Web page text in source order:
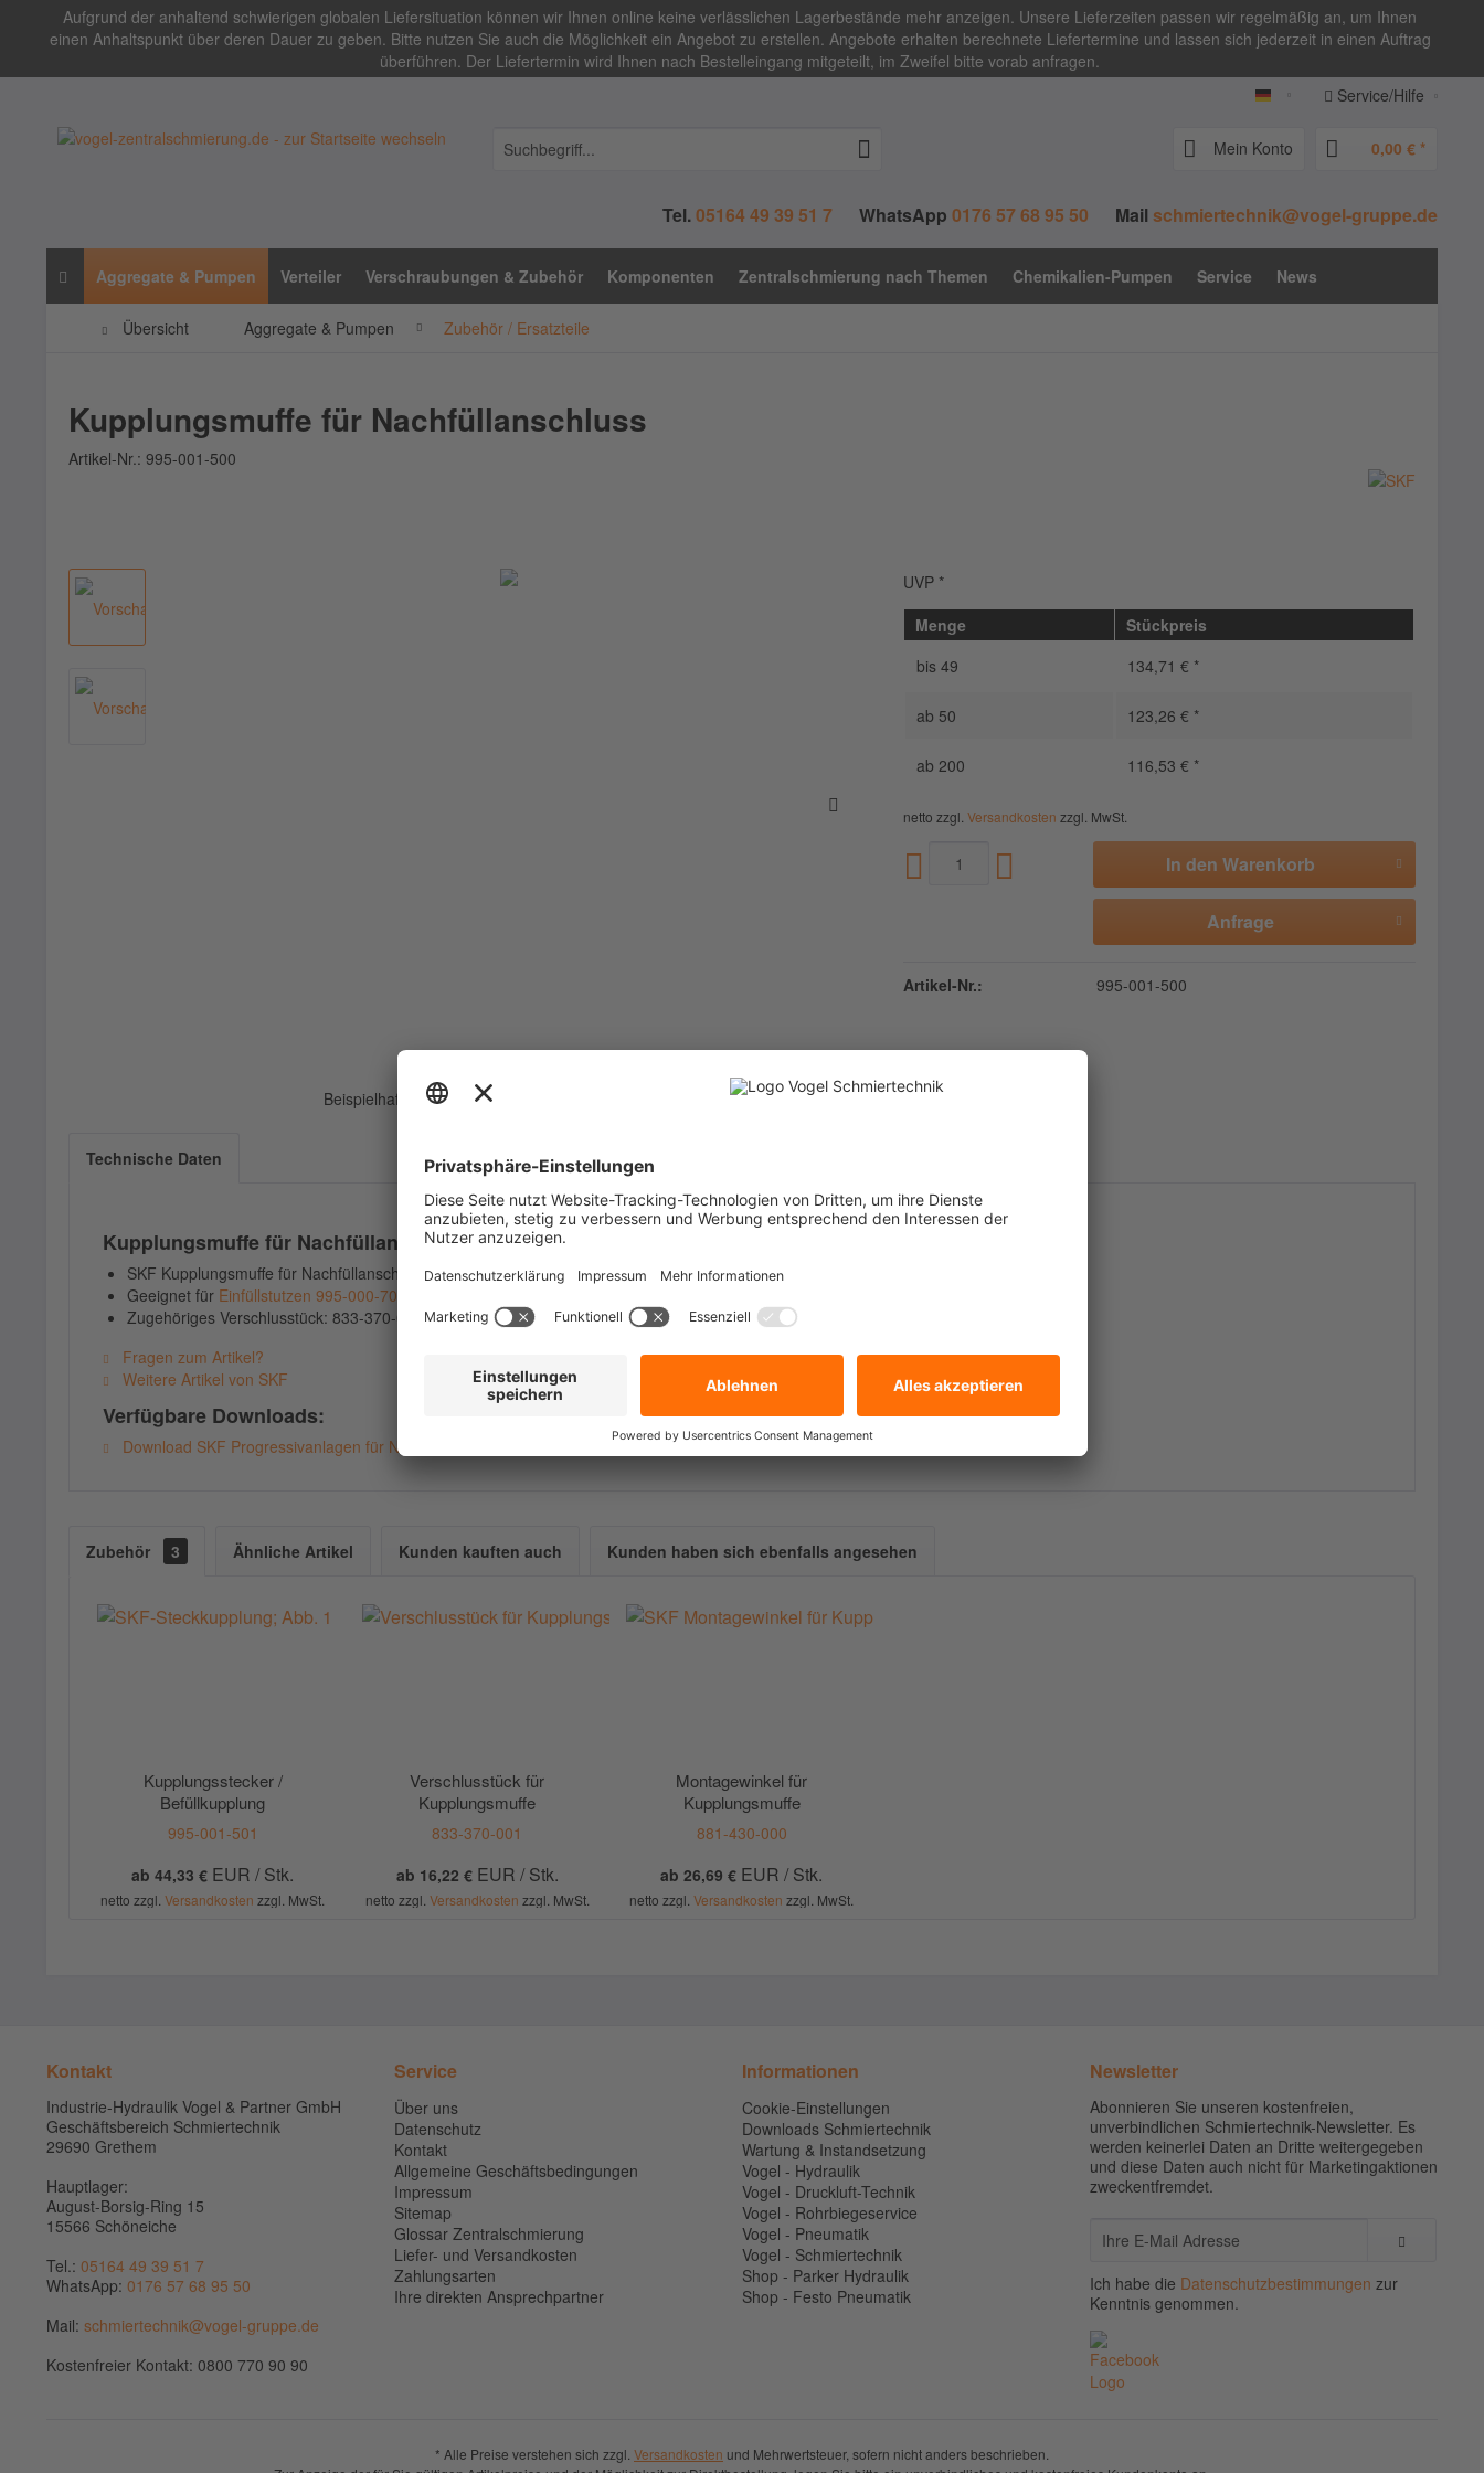
Aufgrund der anhaltend schwierigen globalen Liefersituation können wir Ihnen online keine verlässlichen Lagerbestände mehr anzeigen. Unsere Lieferzeiten passen wir regelmäßig an, um Ihnen
einen Anhaltspunkt über deren Dauer zu geben. Bitte nutzen Sie auch die Möglichkeit ein Angebot zu erstellen. Angebote erhalten berechnete Liefertermine und lassen sich jederzeit in einen Auftrag
überführen. Der Liefertermin wird Ihnen nach Bestelleingang mitgeteilt, im Zweifel bitte vorab anfragen.
vogel-zentralschmierung.de
Service/Hilfe
Tel.05164 49 39 51 7 WhatsApp 0176 57 68 95 50 Mail schmiertechnik@vogel-gruppe.de
Mein Konto 0,00 € *
Aggregate & Pumpen Verteiler Verschraubungen & Zubehör Komponenten Zentralschmierung nach Themen Chemikalien-Pumpen Service News
Übersicht Aggregate & Pumpen Zubehör / Ersatzteile
Kupplungsmuffe für Nachfüllanschluss
Artikel-Nr.: 995-001-500
Beispielhafte Darstellung, Produkt kann abweichen.
UVP *
Menge
Stückpreis
bis49 134,71 € *
ab50 123,26 € *
ab200 116,53 € *
netto zzgl.Versandkosten zzgl. MwSt.
In den Warenkorb
Anfrage
Artikel-Nr.: 995-001-500
Technische Daten
Kupplungsmuffe für Nachfüllanschluss
SKF Kupplungsmuffe für Nachfüllanschluss
Geeignet für Einfüllstutzen 995-000-705
Zugehöriges Verschlusstück: 833-370-001
Fragen zum Artikel?
Weitere Artikel von SKF
Verfügbare Downloads:
Download SKF Progressivanlagen für Nutzfahrzeuge 1-9430-DE 2015
Zubehör 3 Ähnliche Artikel Kunden kauften auch Kunden haben sich ebenfalls angesehen
Kupplungsstecker /
Befüllkupplung
995-001-501
ab 44,33 € EUR / Stk.
netto zzgl.Versandkosten zzgl. MwSt.
Verschlusstück für
Kupplungsmuffe
833-370-001
ab 16,22 € EUR / Stk.
netto zzgl. Versandkosten zzgl. MwSt.
Montagewinkel für
Kupplungsmuffe
881-430-000
ab 26,69 € EUR / Stk.
netto zzgl.Versandkosten zzgl. MwSt.
Kontakt
Industrie-Hydraulik Vogel & Partner GmbH
Geschäftsbereich Schmiertechnik
29690 Grethem
Hauptlager:
August-Borsig-Ring 15
15566 Schöneiche
Tel.: 05164 49 39 51 7
WhatsApp: 0176 57 68 95 50
Mail: schmiertechnik@vogel-gruppe.de
Kostenfreier Kontakt: 0800 770 90 90
Service
Über uns
Datenschutz
Kontakt
Allgemeine Geschäftsbedingungen
Impressum
Sitemap
Glossar Zentralschmierung
Liefer- und Versandkosten
Zahlungsarten
Ihre direkten Ansprechpartner
Informationen
Cookie-Einstellungen
Downloads Schmiertechnik
Wartung & Instandsetzung
Vogel - Hydraulik
Vogel - Druckluft-Technik
Vogel - Rohrbiegeservice
Vogel - Pneumatik
Vogel - Schmiertechnik
Shop - Parker Hydraulik
Shop - Festo Pneumatik
Newsletter
Abonnieren Sie unseren kostenfreien,
unverbindlichen Schmiertechnik-Newsletter. Es
werden keinerlei Daten an Dritte weitergegeben
und diese Daten auch nicht für Marketingaktionen
zweckentfremdet.
Ich habe die Datenschutzbestimmungen zur
Kenntnis genommen.
* Alle Preise verstehen sich zzgl. Versandkosten und Mehrwertsteuer, sofern nicht anders beschrieben.